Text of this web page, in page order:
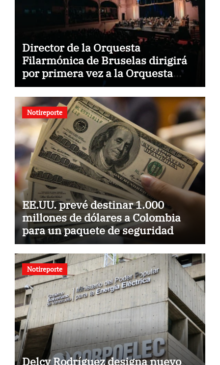
Director de la Orquesta
Filarmónica de Bruselas dirigirá
por primera vez a la Orquesta
Usach
Notireporte
EE.UU. prevé destinar 1.000
millones de dólares a Colombia
para un paquete de seguridad
Notireporte
Delcy Rodríguez designa nuevo